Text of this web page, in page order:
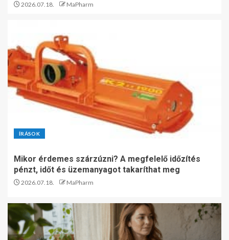
2026.07.18. MaPharm
ÍRÁSOK
Mikor érdemes szárzúzni? A megfelelő időzítés
pénzt, időt és üzemanyagot takaríthat meg
2026.07.18. MaPharm